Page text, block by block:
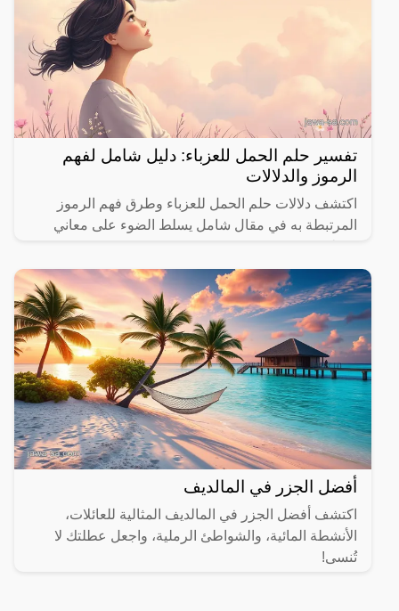
تفسير حلم الحمل للعزباء: دليل شامل لفهم
الرموز والدلالات
اكتشف دلالات حلم الحمل للعزباء وطرق فهم الرموز
المرتبطة به في مقال شامل يسلط الضوء على معاني
أفضل الجزر في المالديف
اكتشف أفضل الجزر في المالديف المثالية للعائلات،
الأنشطة المائية، والشواطئ الرملية، واجعل عطلتك لا
تُنسى!